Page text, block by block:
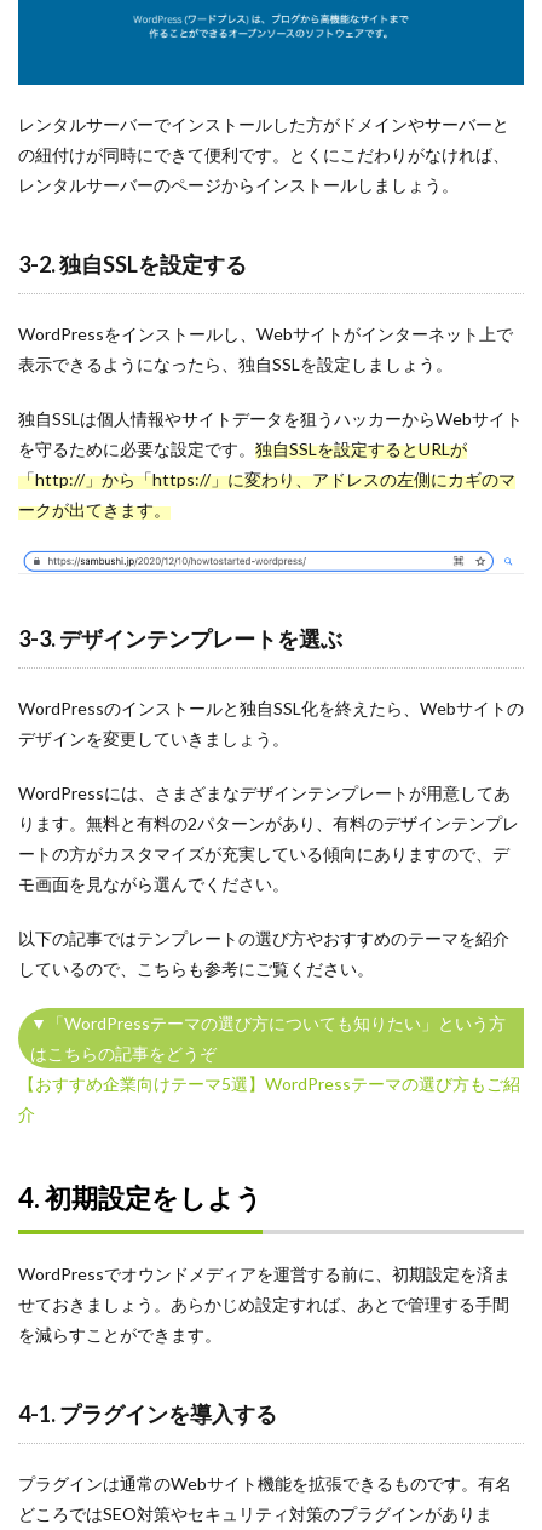
レンタルサーバーでインストールした方がドメインやサーバーと
の紐付けが同時にできて便利です。とくにこだわりがなければ、
レンタルサーバーのページからインストールしましょう。
3-2. 独自SSLを設定する
WordPressをインストールし、Webサイトがインターネット上で
表示できるようになったら、独自SSLを設定しましょう。
独自SSLは個人情報やサイトデータを狙うハッカーからWebサイト
を守るために必要な設定です。 独自SSLを設定するとURLが
「http://」から「https://」に変わり、アドレスの左側にカギのマ
ークが出てきます。
3-3. デザインテンプレートを選ぶ
WordPressのインストールと独自SSL化を終えたら、Webサイトの
デザインを変更していきましょう。
WordPressには、さまざまなデザインテンプレートが用意してあ
ります。無料と有料の2パターンがあり、有料のデザインテンプレ
ートの方がカスタマイズが充実している傾向にありますので、デ
モ画面を見ながら選んでください。
以下の記事ではテンプレートの選び方やおすすめのテーマを紹介
しているので、こちらも参考にご覧ください。
▼「WordPressテーマの選び方についても知りたい」という方
はこちらの記事をどうぞ
【おすすめ企業向けテーマ5選】WordPressテーマの選び方もご紹
介
4. 初期設定をしよう
WordPressでオウンドメディアを運営する前に、初期設定を済ま
せておきましょう。あらかじめ設定すれば、あとで管理する手間
を減らすことができます。
4-1. プラグインを導入する
プラグインは通常のWebサイト機能を拡張できるものです。有名
どころではSEO対策やセキュリティ対策のプラグインがありま